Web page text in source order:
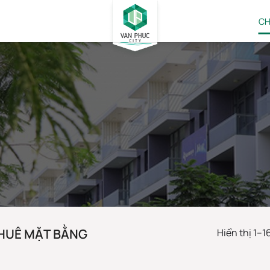
CHO THUÊ NHÀ KĐT VẠN PHÚC
DANH MỤC CHO THUÊ MẶT BẰNG
MẶT BẰNG Hiển thị